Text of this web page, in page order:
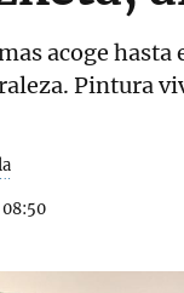
acoge
Pintura
08:50